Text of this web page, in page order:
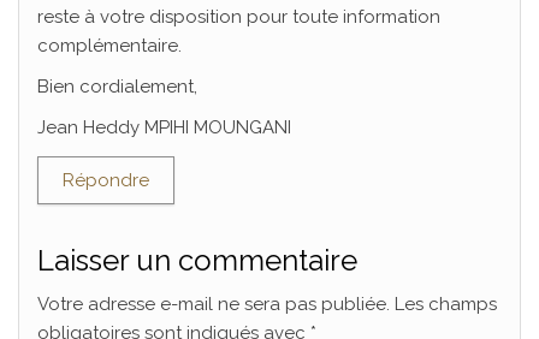
reste à votre disposition pour toute information
complémentaire.
Bien cordialement,
Jean Heddy MPIHI MOUNGANI
Répondre
Laisser un commentaire
Votre adresse e-mail ne sera pas publiée. Les champs
obligatoires sont indiqués avec *